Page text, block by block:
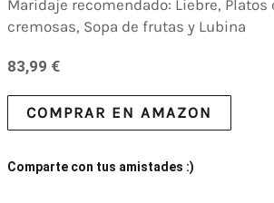
Maridaje recomendado: Liebre, Platos
cremosas, Sopa de frutas y Lubina
83,99 €
COMPRAR EN AMAZON
Comparte con tus amistades :)